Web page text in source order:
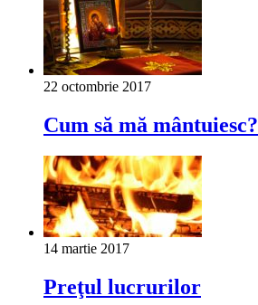
22 octombrie 2017
Cum să mă mântuiesc?
14 martie 2017
Preţul lucrurilor